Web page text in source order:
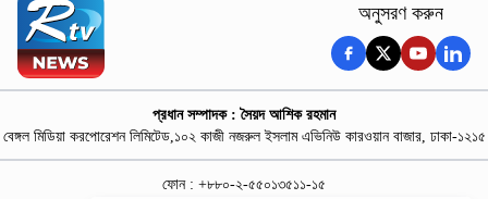
অনুসরণ করুন
প্রধান সম্পাদক : সৈয়দ আশিক রহমান
বেঙ্গল মিডিয়া করপোরেশন লিমিটেড,১০২ কাজী নজরুল ইসলাম এভিনিউ কারওয়ান বাজার, ঢাকা-১২১৫
ফোন : +৮৮০-২-৫৫০১৩৫১১-১৫